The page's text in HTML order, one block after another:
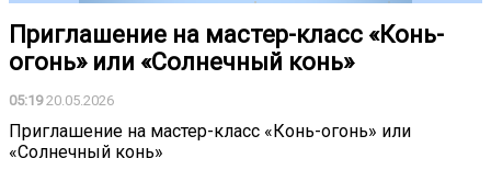
Приглашение на мастер-класс «Конь-
огонь» или «Солнечный конь»
05:1920.05.2026
Приглашение на мастер-класс «Конь-огонь» или
«Солнечный конь»